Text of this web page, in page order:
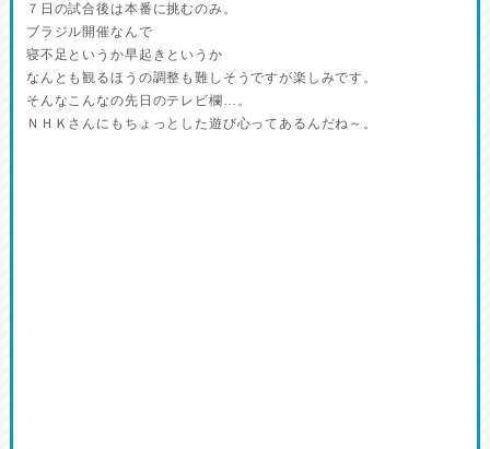
７日の試合後は本番に挑むのみ。
ブラジル開催なんで
寝不足というか早起きというか
なんとも観るほうの調整も難しそうですが楽しみです。
そんなこんなの先日のテレビ欄…。
ＮＨＫさんにもちょっとした遊び心ってあるんだね～。